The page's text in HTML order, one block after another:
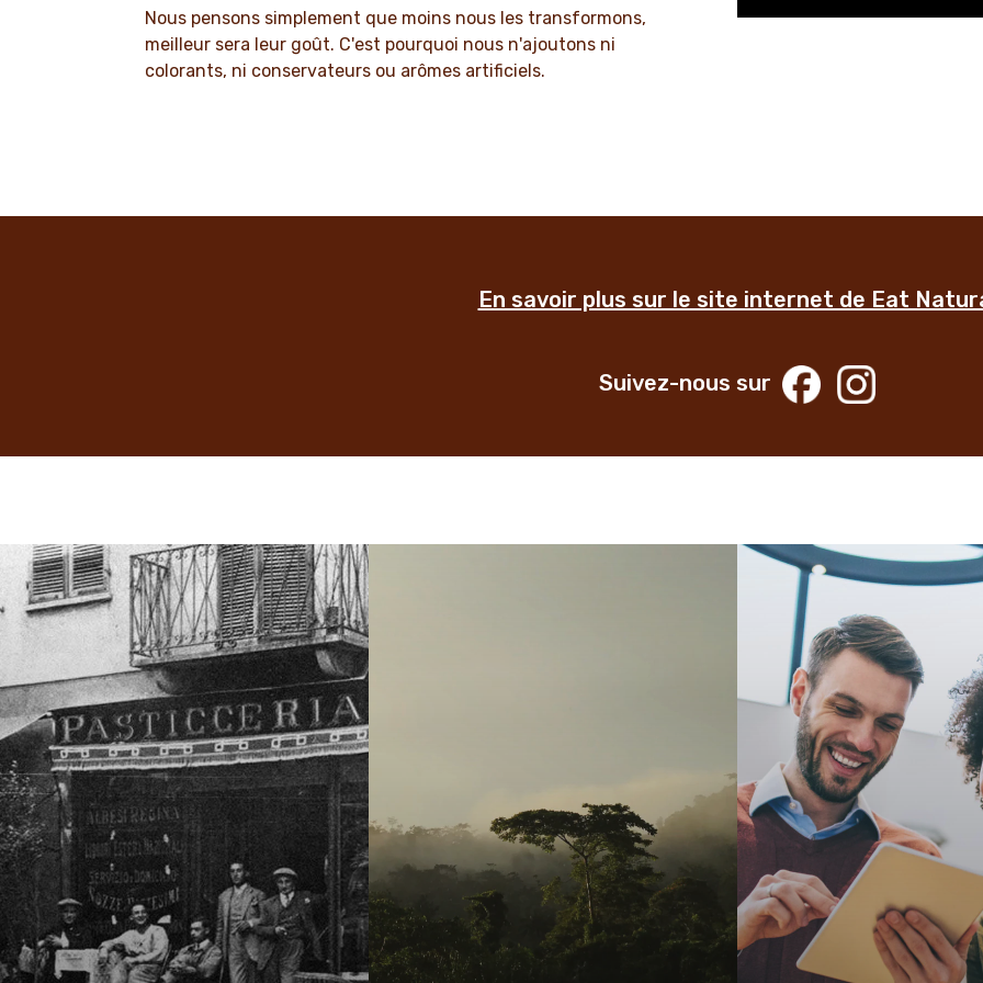
Nous pensons simplement que moins nous les transformons,
meilleur sera leur goût. C'est pourquoi nous n'ajoutons ni
colorants, ni conservateurs ou arômes artificiels.
En savoir plus sur le site internet de Eat
Suivez-nous sur